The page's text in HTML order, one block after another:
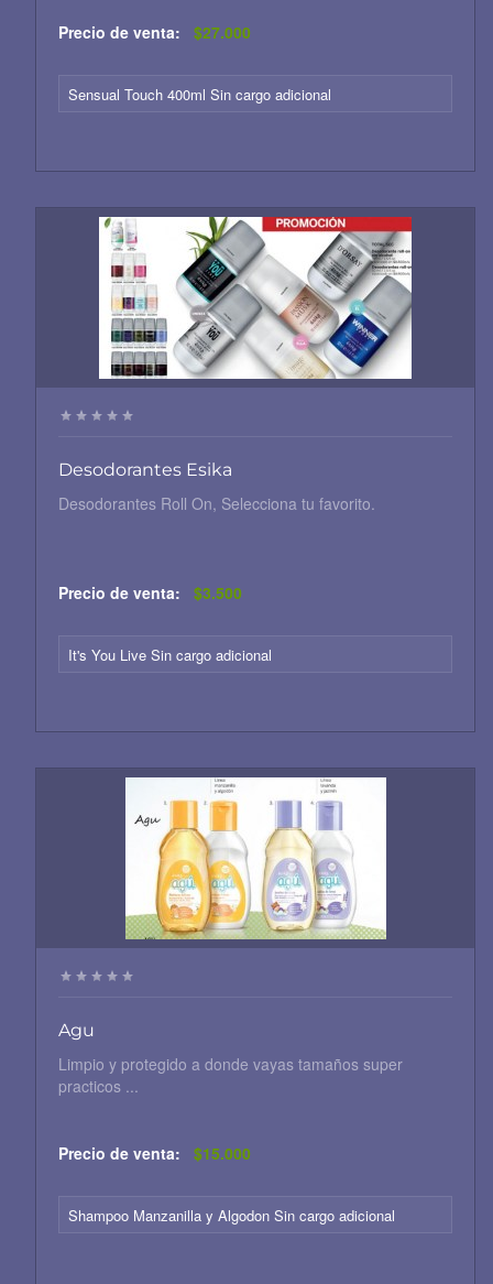
Precio de venta: $27.000
Sensual Touch 400ml Sin cargo adicional
Desodorantes Esika
Desodorantes Roll On, Selecciona tu favorito.
Precio de venta: $3.500
It's You Live Sin cargo adicional
Agu
Limpio y protegido a donde vayas tamaños super
practicos ...
Precio de venta: $15.000
Shampoo Manzanilla y Algodon Sin cargo adicional